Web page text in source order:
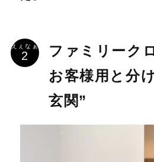
えぇなぁ
ファミリーク
お客様用と分
玄関”